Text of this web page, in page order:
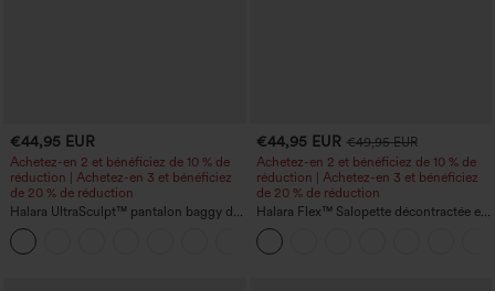
€44,95 EUR
Achetez-en 2 et bénéficiez de 10 % de
réduction | Achetez-en 3 et bénéficiez
de 20 % de réduction
Halara UltraSculpt™ pantalon baggy de
yoga taille haute à effet gainant pour le
ventre, à rayures color block, avec
poches
€44,95 EUR €49,95 EUR
Achetez-en 2 et bénéficiez de 10 % de
réduction | Achetez-en 3 et bénéficiez
de 20 % de réduction
Halara Flex™ Salopette décontractée en
denim lavé à encolure en V avec poche